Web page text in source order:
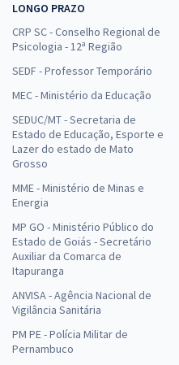
LONGO PRAZO
CRP SC - Conselho Regional de
Psicologia - 12ª Região
SEDF - Professor Temporário
MEC - Ministério da Educação
SEDUC/MT - Secretaria de
Estado de Educação, Esporte e
Lazer do estado de Mato
Grosso
MME - Ministério de Minas e
Energia
MP GO - Ministério Público do
Estado de Goiás - Secretário
Auxiliar da Comarca de
Itapuranga
ANVISA - Agência Nacional de
Vigilância Sanitária
PM PE - Polícia Militar de
Pernambuco